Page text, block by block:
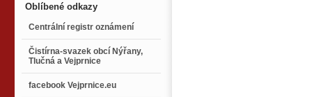
Oblíbené odkazy
Centrální registr oznámení
Čistírna-svazek obcí Nýřany,
Tlučná a Vejprnice
facebook Vejprnice.eu